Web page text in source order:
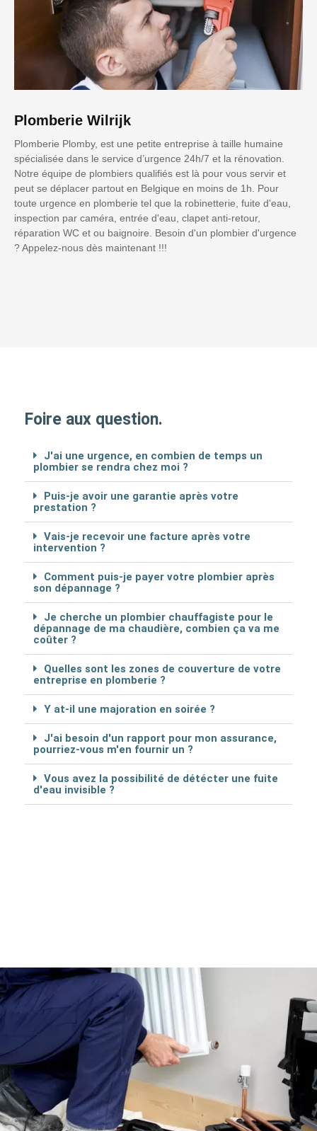
Plomberie Wilrijk
Plomberie Plomby, est une petite entreprise à taille humaine
spécialisée dans le service d’urgence 24h/7 et la rénovation.
Notre équipe de plombiers qualifiés est là pour vous servir et
peut se déplacer partout en Belgique en moins de 1h. Pour
toute urgence en plomberie tel que la robinetterie, fuite d'eau,
inspection par caméra, entrée d'eau, clapet anti-retour,
réparation WC et ou baignoire. Besoin d'un plombier d'urgence
? Appelez-nous dès maintenant !!!
Foire aux question.
J'ai une urgence, en combien de temps un
plombier se rendra chez moi ?
Puis-je avoir une garantie après votre
prestation ?
Vais-je recevoir une facture après votre
intervention ?
Comment puis-je payer votre plombier après
son dépannage ?
Je cherche un plombier chauffagiste pour le
dépannage de ma chaudière, combien ça va me
coûter ?
Quelles sont les zones de couverture de votre
entreprise en plomberie ?
Y at-il une majoration en soirée ?
J'ai besoin d'un rapport pour mon assurance,
pourriez-vous m'en fournir un ?
Vous avez la possibilité de détécter une fuite
d'eau invisible ?